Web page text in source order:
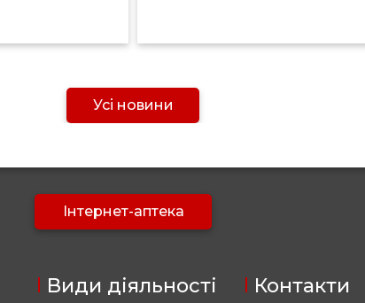
Усі новини
Інтернет-аптека
Види діяльності Контакти